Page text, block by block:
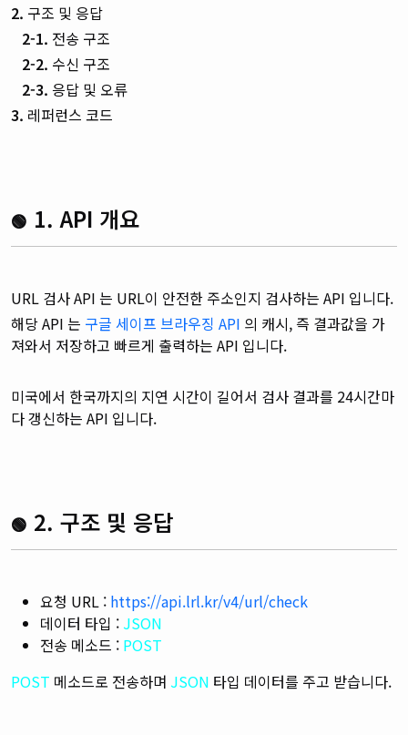
2. 구조 및 응답
2-1. 전송 구조
2-2. 수신 구조
2-3. 응답 및 오류
3. 레퍼런스 코드
🟢 1. API 개요
URL 검사 API 는 URL이 안전한 주소인지 검사하는 API 입니다.
해당 API 는 구글 세이프 브라우징 API 의 캐시, 즉 결과값을 가
져와서 저장하고 빠르게 출력하는 API 입니다.
미국에서 한국까지의 지연 시간이 길어서 검사 결과를 24시간마
다 갱신하는 API 입니다.
🟢 2. 구조 및 응답
요청 URL : https://api.lrl.kr/v4/url/check
데이터 타입 : JSON
전송 메소드 : POST
POST 메소드로 전송하며 JSON 타입 데이터를 주고 받습니다.